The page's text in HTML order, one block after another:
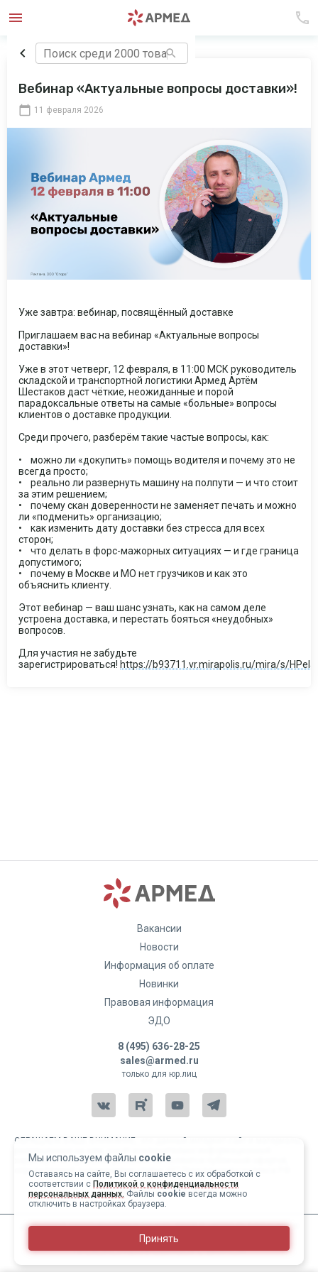
Вебинар «Актуальные вопросы доставки»!
11 февраля 2026
Уже завтра: вебинар, посвящённый доставке
Приглашаем вас на вебинар «Актуальные вопросы
доставки»!
Уже в этот четверг, 12 февраля, в 11:00 МСК руководитель
складской и транспортной логистики Армед Артём
Шестаков даст чёткие, неожиданные и порой
парадоксальные ответы на самые «больные» вопросы
клиентов о доставке продукции.
Среди прочего, разберём такие частые вопросы, как:
• можно ли «докупить» помощь водителя и почему это не
всегда просто;
• реально ли развернуть машину на полпути — и что стоит
за этим решением;
• почему скан доверенности не заменяет печать и можно
ли «подменить» организацию;
• как изменить дату доставки без стресса для всех
сторон;
• что делать в форс-мажорных ситуациях — и где граница
допустимого;
• почему в Москве и МО нет грузчиков и как это
объяснить клиенту.
Этот вебинар — ваш шанс узнать, как на самом деле
устроена доставка, и перестать бояться «неудобных»
вопросов.
Для участия не забудьте
зарегистрироваться! https://b93711.vr.mirapolis.ru/mira/s/
Мы используем файлы cookie
Оставаясь на сайте, Вы соглашаетесь с их обработкой с
соответствии с Политикой о конфиденциальности
персональных данных. Файлы cookie всегда можно
отключить в настройках браузера.
Принять
Вакансии
Новости
Информация об оплате
Новинки
Правовая информация
ЭДО
8 (495) 636-28-25
sales@armed.ru
только для юр.лиц
ОБРАЩАЕМ ВАШЕ ВНИМАНИЕ, что данный интернет-сайт и материалы,
характер и ни при каких условиях не являются публичной офертой,
определяемой положениями статьи 437 Гражданского кодекса РФ.
Copyright 2004-2026 © Армед
ИМЕЮТСЯ ПРОТИВОПОКАЗАНИЯ, ПЕРЕД ИСПОЛЬЗОВАНИЕМ
НЕОБХОДИМО ОЗНАКОМИТЬСЯ С ИНСТРУКЦИЕЙ И
ПРОКОНСУЛЬТИРОВАТЬСЯ С ВРАЧОМ